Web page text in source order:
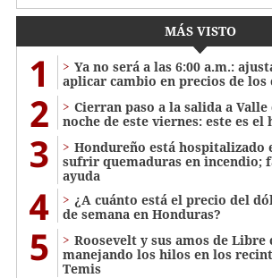
MÁS VISTO
1
Ya no será a las 6:00 a.m.:
aplicar cambio en precios de
2
Cierran paso a la salida a Valle
noche de este viernes: este es el
3
Hondureño está hospitalizado
sufrir quemaduras en incendio;
ayuda
4
¿A cuánto está el precio del
de semana en Honduras?
5
Roosevelt y sus amos de Libre
manejando los hilos en los
Temis